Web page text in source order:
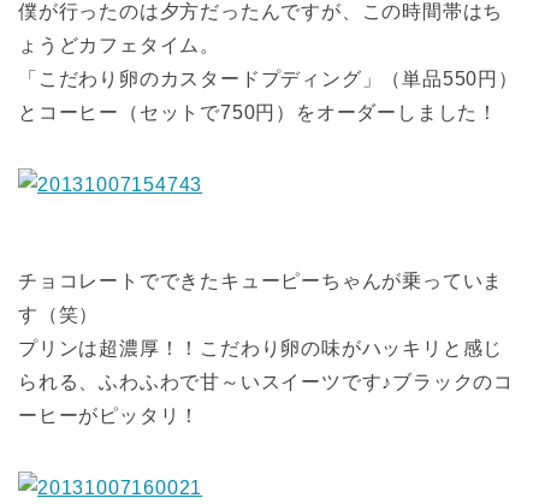
僕が行ったのは夕方だったんですが、この時間帯はち
ょうどカフェタイム。
「こだわり卵のカスタードプディング」（単品550円）
とコーヒー（セットで750円）をオーダーしました！
チョコレートでできたキューピーちゃんが乗っていま
す（笑）
プリンは超濃厚！！こだわり卵の味がハッキリと感じ
られる、ふわふわで甘～いスイーツです♪ブラックのコ
ーヒーがピッタリ！